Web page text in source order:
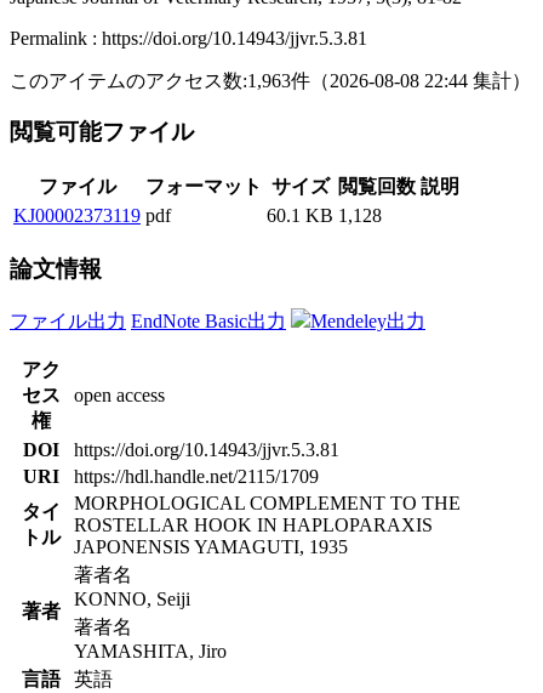
Permalink : https://doi.org/10.14943/jjvr.5.3.81
このアイテムのアクセス数:1,963件 （2026-08-08 22:44 集計）
閲覧可能ファイル
ファイル フォーマット サイズ 閲覧回数 説明
KJ00002373119 pdf 60.1 KB 1,128
論文情報
ファイル出力 EndNote Basic出力 Mendeley出力
アク
セス
権
open access
DOI
https://doi.org/10.14943/jjvr.5.3.81
URI
https://hdl.handle.net/2115/1709
タイ
トル
MORPHOLOGICAL COMPLEMENT TO THE
ROSTELLAR HOOK IN HAPLOPARAXIS
JAPONENSIS YAMAGUTI, 1935
著者
著者名
KONNO, Seiji
著者名
YAMASHITA, Jiro
言語
英語